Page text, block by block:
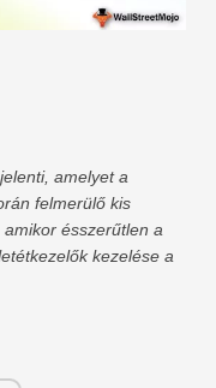
amelyet a
felmerülő kis
ésszerűtlen a
kezelése a